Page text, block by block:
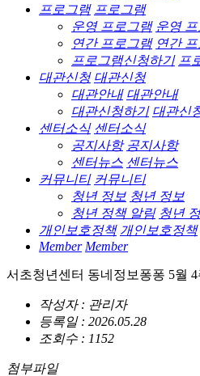
프로그램 프로그램
운영 프로그램 운영
연간 프로그램 연간
프로그램신청하기 프
대관신청 대관신청
대관안내 대관안내
대관신청하기 대관신
센터소식 센터소식
공지사항 공지사항
센터뉴스 센터뉴스
커뮤니티 커뮤니티
청년 정보 청년 정보
청년 정책 알림 청년
개인보호정책 개인보호정책
Member Member
서초청년센터 동네정보퐁퐁 5월 4
작성자 : 관리자
등록일 : 2026.05.28
조회수 : 1152
첨부파일